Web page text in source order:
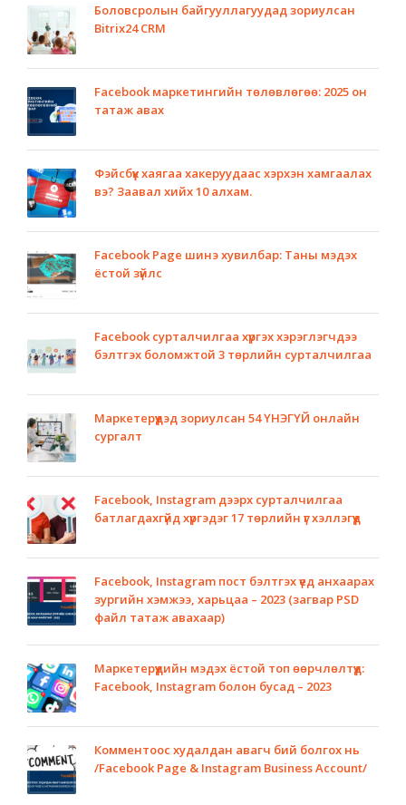
Боловсролын байгууллагуудад зориулсан
Bitrix24 CRM
Facebook маркетингийн төлөвлөгөө: 2025 он
татаж авах
Фэйсбүүк хаягаа хакеруудаас хэрхэн хамгаалах
вэ? Заавал хийх 10 алхам.
Facebook Page шинэ хувилбар: Таны мэдэх
ёстой зүйлс
Facebook сурталчилгаа хүргэх хэрэглэгчдээ
бэлтгэх боломжтой 3 төрлийн сурталчилгаа
Маркетерүүдэд зориулсан 54 ҮНЭГҮЙ онлайн
сургалт
Facebook, Instagram дээрх сурталчилгаа
батлагдахгүйд хүргэдэг 17 төрлийн үг хэллэгүүд
Facebook, Instagram пост бэлтгэх үед анхаарах
зургийн хэмжээ, харьцаа – 2023 (загвар PSD
файл татаж авахаар)
Маркетерүүдийн мэдэх ёстой топ өөрчлөлтүүд:
Facebook, Instagram болон бусад – 2023
Комментоос худалдан авагч бий болгох нь
/Facebook Page & Instagram Business Account/